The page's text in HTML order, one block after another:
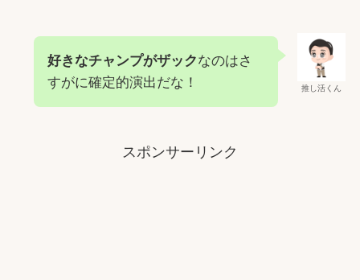
推し活くん
好きなチャンプがザックなのはさ
すがに確定的演出だな！
スポンサーリンク